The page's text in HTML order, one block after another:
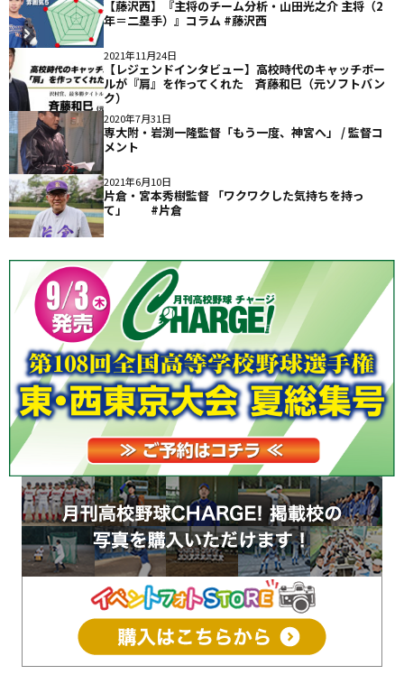
【藤沢西】『主将のチーム分析・山田光之介 主将（2
年＝二塁手）』コラム #藤沢西
2021年11月24日
【レジェンドインタビュー】高校時代のキャッチボー
ルが『肩』を作ってくれた 斉藤和巳（元ソフトバン
ク）
2020年7月31日
専大附・岩渕一隆監督「もう一度、神宮へ」 / 監督コ
メント
2021年6月10日
片倉・宮本秀樹監督 「ワクワクした気持ちを持っ
て」 #片倉